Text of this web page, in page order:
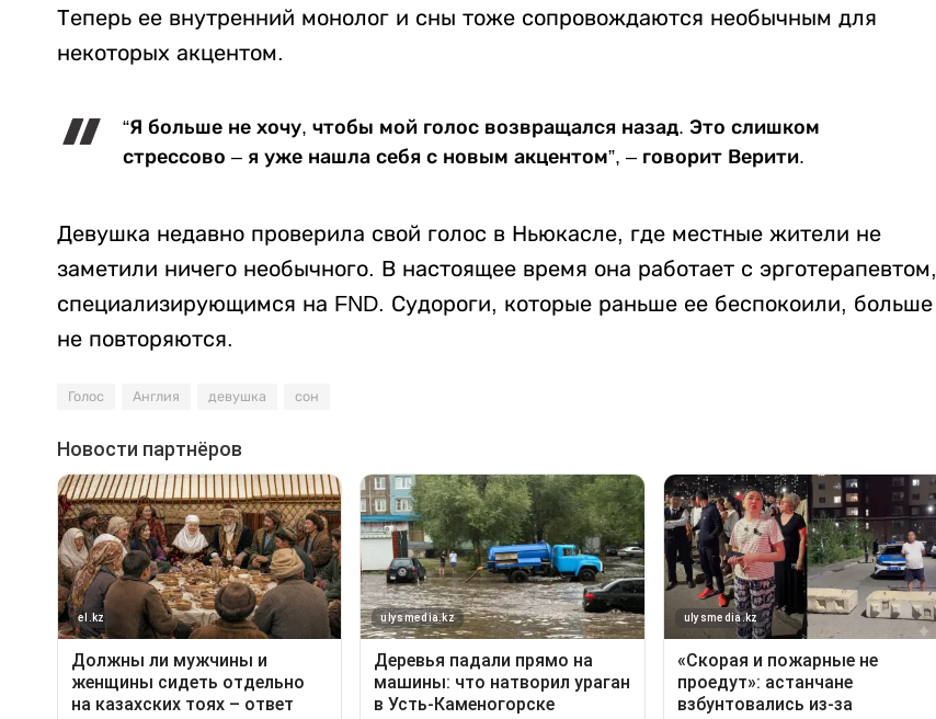
Теперь ее внутренний монолог и сны тоже сопровождаются необычным для
некоторых акцентом.
“Я больше не хочу, чтобы мой голос возвращался назад. Это слишком
стрессово – я уже нашла себя с новым акцентом”, – говорит Верити.
Девушка недавно проверила свой голос в Ньюкасле, где местные жители не
заметили ничего необычного. В настоящее время она работает с эрготерапевтом,
специализирующимся на FND. Судороги, которые раньше ее беспокоили, больше
не повторяются.
Голос Англия девушка сон